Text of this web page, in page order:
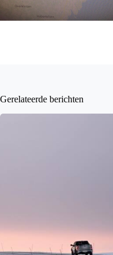
Gerelateerde berichten